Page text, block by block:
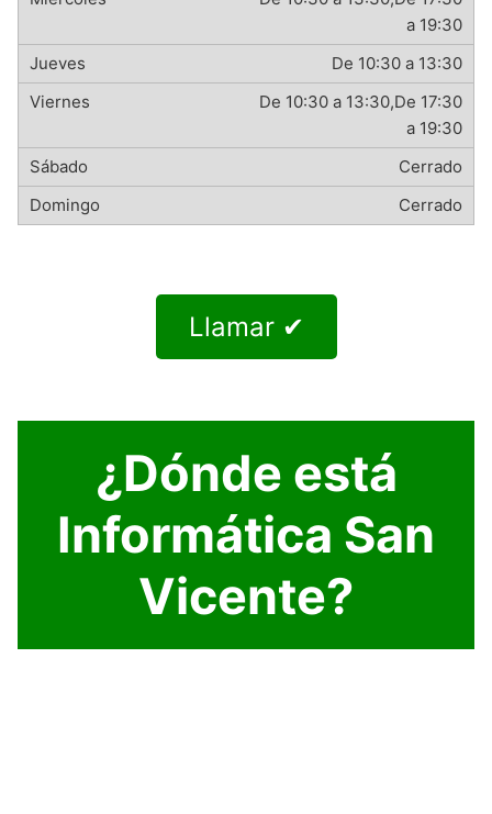
a 19:30
De 10:30 a 13:30
De 10:30 a 13:30,De 17:30
a 19:30
Cerrado
Cerrado
Llamar ✔
¿Dónde está
Informática San
Vicente?